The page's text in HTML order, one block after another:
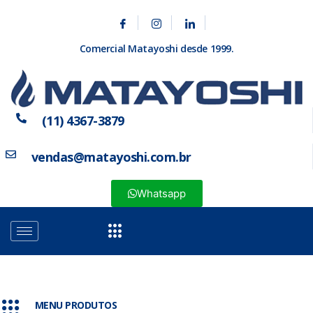
Comercial Matayoshi desde 1999.
(11) 4367-3879
vendas@matayoshi.com.br
Whatsapp
MENU PRODUTOS